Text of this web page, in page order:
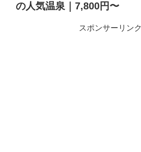
の人気温泉｜7,800円〜
スポンサーリンク